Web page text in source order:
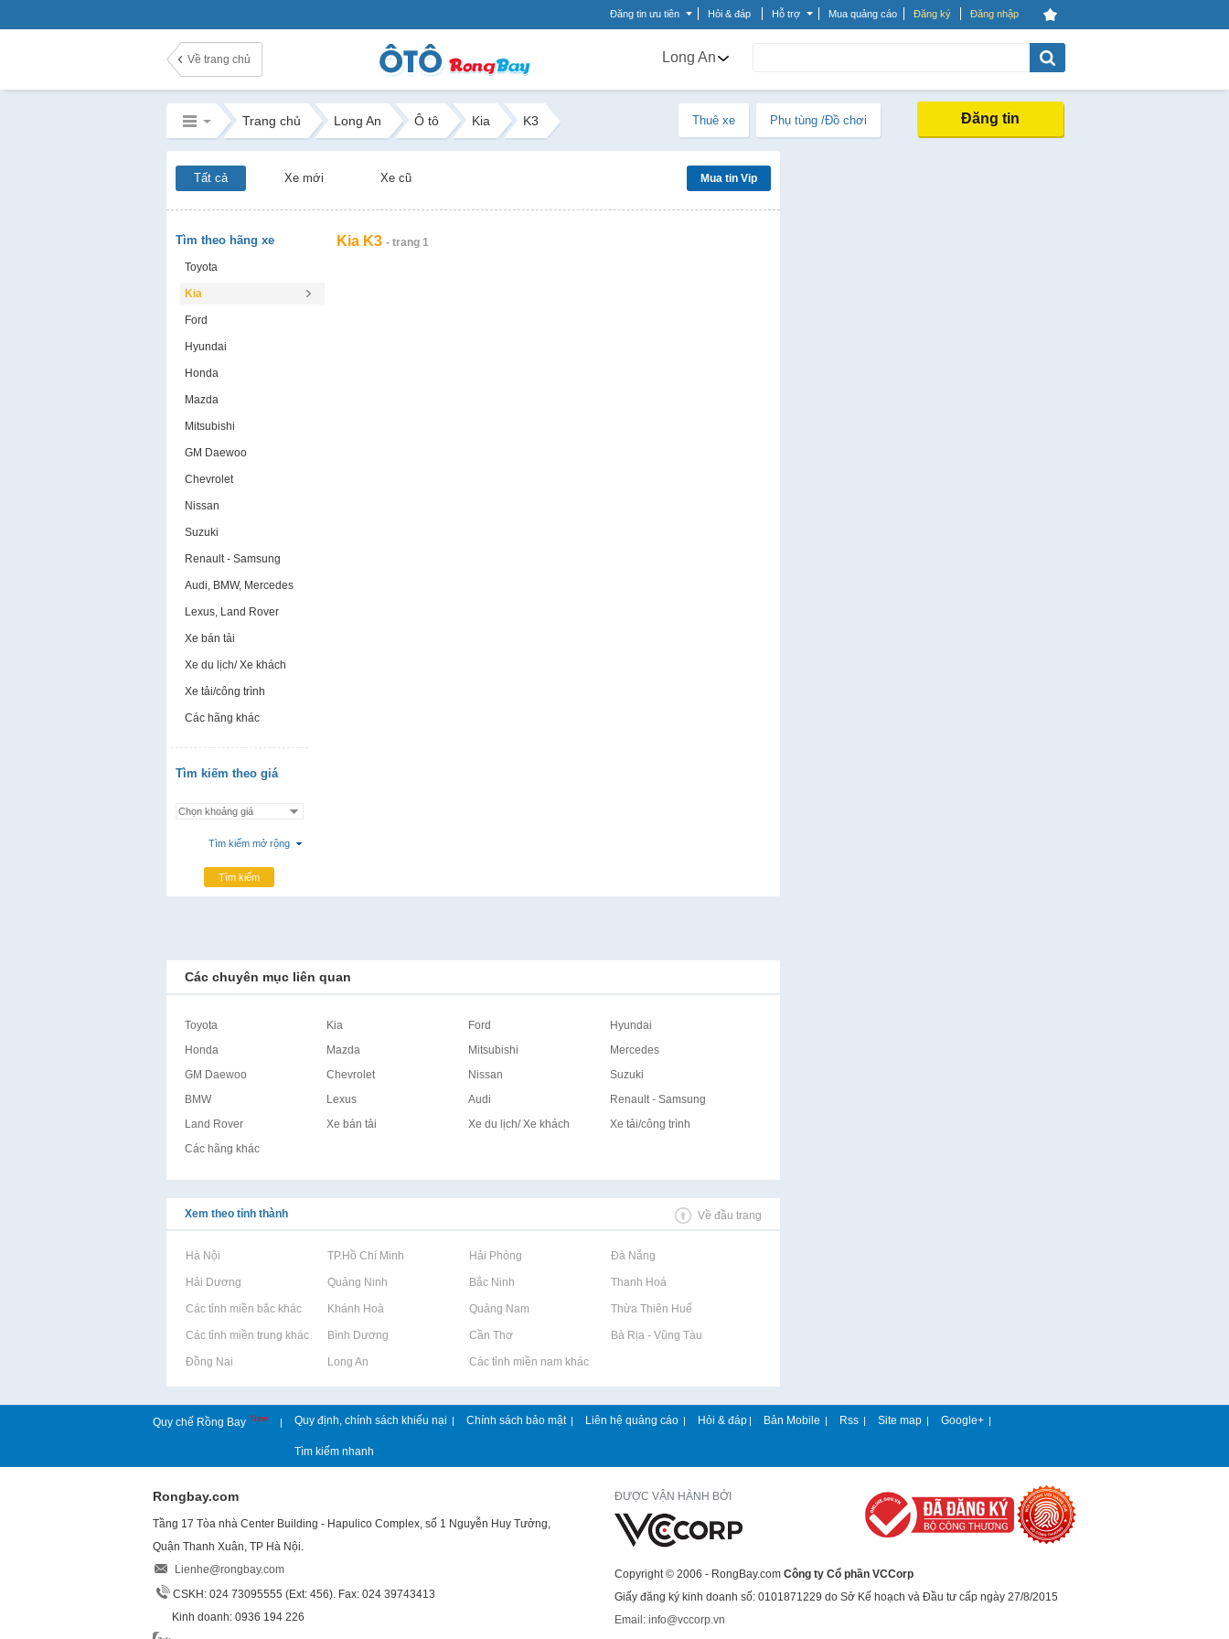
Đăng tin ưu tiên Hỏi & đáp Hỗ trợ Mua quảng cáo Đăng ký Đăng nhập
Về trang chủ Long An
Trang chủ Long An Ô tô Kia K3 Thuê xe Phụ tùng /Đồ chơi Đăng tin
Tất cả Xe mới Xe cũ Mua tin Vip
Tìm theo hãng xe
Toyota
Kia
Ford
Hyundai
Honda
Mazda
Mitsubishi
GM Daewoo
Chevrolet
Nissan
Suzuki
Renault - Samsung
Audi, BMW, Mercedes
Lexus, Land Rover
Xe bán tải
Xe du lịch/ Xe khách
Xe tải/công trình
Các hãng khác
Tìm kiếm theo giá
Tìm kiếm mở rộng
Tìm kiếm
Kia K3 - trang 1
Các chuyên mục liên quan
Toyota Kia Ford
Hyundai
Honda
Mazda Mitsubishi
Mercedes
GM Daewoo
Chevrolet Nissan
Suzuki
BMW
Lexus Audi
Renault - Samsung
Land Rover
Xe bán tải Xe du lịch/ Xe khách
Xe tải/công trình
Các hãng khác
Xem theo tỉnh thành Về đầu trang
Rao vặt tại Hà Nội Rao vặt tại TP.Hồ Chí Minh Rao vặt tại Hải Phòng Rao vặt tại Đà Nẵng
Rao vặt tại Hải Dương Rao vặt tại Quảng Ninh Rao vặt tại Bắc Ninh Rao vặt tại Thanh Hoá
Rao vặt tại Các tỉnh miền bắc khácRao vặt tại Khánh Hoà Rao vặt tại Quảng Nam Rao vặt tại Thừa Thiên Huế
Rao vặt tại Các tỉnh miền trung khácRao vặt tại Bình Dương Rao vặt tại Cần Thơ Rao vặt tại Bà Rịa - Vũng Tàu
Rao vặt tại Đồng Nai Rao vặt tại Long An Rao vặt tại Các tỉnh miền nam khác
Quy chế Rồng Bay New | Quy định, chính sách khiếu nại | Chính sách bảo mật | Liên hệ quảng cáo | Hỏi & đáp | Bản Mobile | Rss | Site map | Google+ |
Tìm kiếm nhanh
Rongbay.com
Tầng 17 Tòa nhà Center Building - Hapulico Complex, số 1 Nguyễn Huy Tưởng,
Quận Thanh Xuân, TP Hà Nội.
Lienhe@rongbay.com
CSKH: 024 73095555 (Ext: 456). Fax: 024 39743413
Kinh doanh: 0936 194 226
ĐƯỢC VẬN HÀNH BỞI
Copyright © 2006 - RongBay.com Công ty Cổ phần VCCorp
Giấy đăng ký kinh doanh số: 0101871229 do Sở Kế hoạch và Đầu tư cấp ngày 27/8/2015
Email: info@vccorp.vn